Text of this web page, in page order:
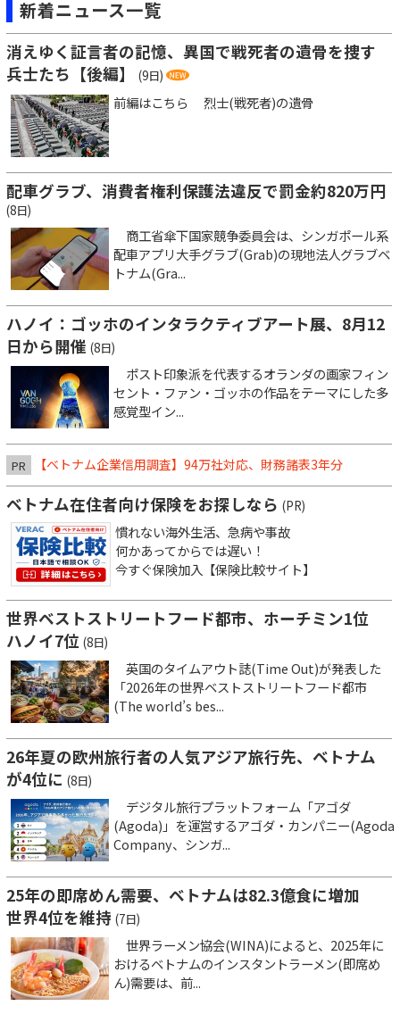
新着ニュース一覧
消えゆく証言者の記憶、異国で戦死者の遺骨を捜す
兵士たち【後編】
(9日)
前編はこちら 烈士(戦死者)の遺骨
配車グラブ、消費者権利保護法違反で罰金約820万円
(8日)
商工省傘下国家競争委員会は、シンガポール系
配車アプリ大手グラブ(Grab)の現地法人グラブベ
トナム(Gra...
ハノイ：ゴッホのインタラクティブアート展、8月12
日から開催 (8日)
ポスト印象派を代表するオランダの画家フィン
セント・ファン・ゴッホの作品をテーマにした多
感覚型イン...
PR 【ベトナム企業信用調査】94万社対応、財務諸表3年分
ベトナム在住者向け保険をお探しなら (PR)
慣れない海外生活、急病や事故
何かあってからでは遅い！
今すぐ保険加入【保険比較サイト】
世界ベストストリートフード都市、ホーチミン1位
ハノイ7位 (8日)
英国のタイムアウト誌(Time Out)が発表した
「2026年の世界ベストストリートフード都市
(The world’s bes...
26年夏の欧州旅行者の人気アジア旅行先、ベトナム
が4位に (8日)
デジタル旅行プラットフォーム「アゴダ
(Agoda)」を運営するアゴダ・カンパニー(Agoda
Company、シンガ...
25年の即席めん需要、ベトナムは82.3億食に増加
世界4位を維持 (7日)
世界ラーメン協会(WINA)によると、2025年に
おけるベトナムのインスタントラーメン(即席め
ん)需要は、前...